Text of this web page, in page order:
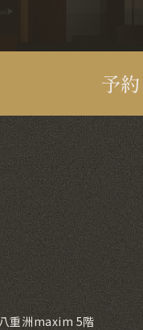
予約
重洲maxim 5階